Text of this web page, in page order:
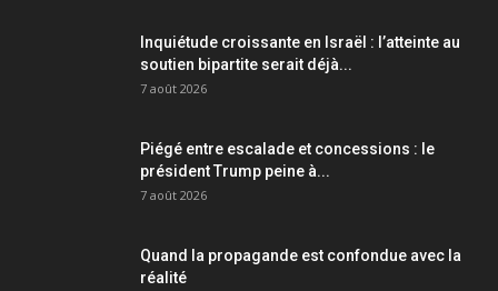
Inquiétude croissante en Israël : l’atteinte au
soutien bipartite serait déjà...
7 août 2026
Piégé entre escalade et concessions : le
président Trump peine à...
7 août 2026
Quand la propagande est confondue avec la
réalité